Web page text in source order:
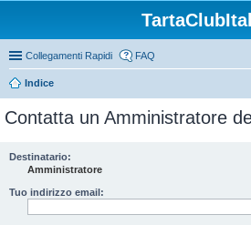
Collegamenti Rapidi FAQ
Indice
Contatta un Amministratore
Destinatario:
Amministratore
Tuo indirizzo email: